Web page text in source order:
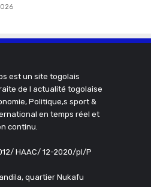
est un site togolais
de l actualité togolaise
Politique,s sport &
en temps réel et
continu.
HAAC/ 12-2020/pl/P
quartier Nukafu